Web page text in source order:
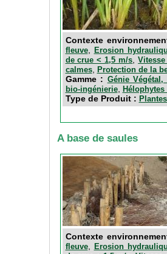
Contexte
fleuve, Erosion
de crue < 1,5 m/s,
calmes, Protection de la
Gamme : Génie
bio-ingénierie,
Type de Produit :
A base de saules
Contexte
fleuve,
Erosion